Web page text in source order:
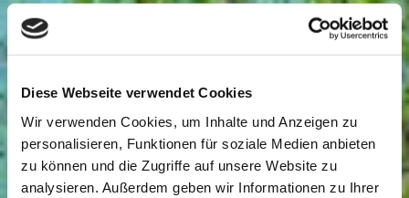
Diese Webseite verwendet Cookies
Wir verwenden Cookies, um Inhalte und Anzeigen zu
personalisieren, Funktionen für soziale Medien anbieten
zu können und die Zugriffe auf unsere Website zu
analysieren. Außerdem geben wir Informationen zu Ihrer